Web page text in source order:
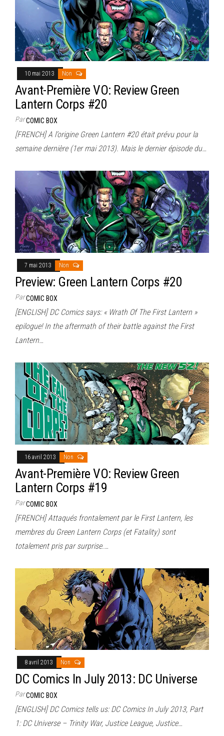
10 mai 2013 Non
Avant-Première VO: Review Green
Lantern Corps #20
ParCOMIC BOX
[FRENCH] A l’origine Green Lantern #20 était prévu pour la
semaine dernière (1er mai 2013). Mais le dernier épisode du…
7 mai 2013 Non
Preview: Green Lantern Corps #20
ParCOMIC BOX
[ENGLISH] DC Comics says: « Wrath Of The First Lantern »
epilogue! In the aftermath of their battle against the First
Lantern…
16 avril 2013 Non
Avant-Première VO: Review Green
Lantern Corps #19
ParCOMIC BOX
[FRENCH] Attaqués frontalement par le First Lantern, les
membres du Green Lantern Corps (et Fatality) sont
totalement pris par surprise.…
8 avril 2013 Non
DC Comics In July 2013: DC Universe
ParCOMIC BOX
[ENGLISH] DC Comics tells us: DC Comics In July 2013, Part
1: DC Universe – Trinity War, Justice League, Justice…